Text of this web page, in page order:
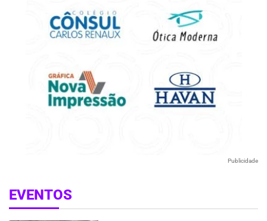
Publicidade
EVENTOS